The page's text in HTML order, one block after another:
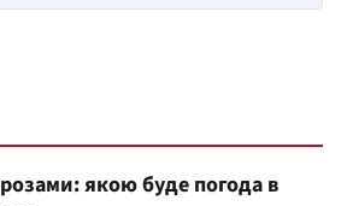
якою буде погода в